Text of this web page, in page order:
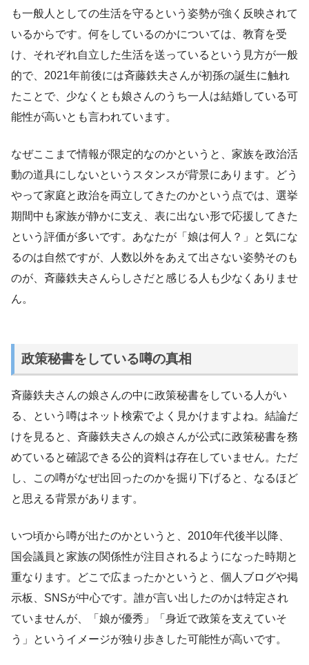
も一般人としての生活を守るという姿勢が強く反映されて
いるからです。何をしているのかについては、教育を受
け、それぞれ自立した生活を送っているという見方が一般
的で、2021年前後には斉藤鉄夫さんが初孫の誕生に触れ
たことで、少なくとも娘さんのうち一人は結婚している可
能性が高いとも言われています。
なぜここまで情報が限定的なのかというと、家族を政治活
動の道具にしないというスタンスが背景にあります。どう
やって家庭と政治を両立してきたのかという点では、選挙
期間中も家族が静かに支え、表に出ない形で応援してきた
という評価が多いです。あなたが「娘は何人？」と気にな
るのは自然ですが、人数以外をあえて出さない姿勢そのも
のが、斉藤鉄夫さんらしさだと感じる人も少なくありませ
ん。
政策秘書をしている噂の真相
斉藤鉄夫さんの娘さんの中に政策秘書をしている人がい
る、という噂はネット検索でよく見かけますよね。結論だ
けを見ると、斉藤鉄夫さんの娘さんが公式に政策秘書を務
めていると確認できる公的資料は存在していません。ただ
し、この噂がなぜ出回ったのかを掘り下げると、なるほど
と思える背景があります。
いつ頃から噂が出たのかというと、2010年代後半以降、
国会議員と家族の関係性が注目されるようになった時期と
重なります。どこで広まったかというと、個人ブログや掲
示板、SNSが中心です。誰が言い出したのかは特定され
ていませんが、「娘が優秀」「身近で政策を支えていそ
う」というイメージが独り歩きした可能性が高いです。